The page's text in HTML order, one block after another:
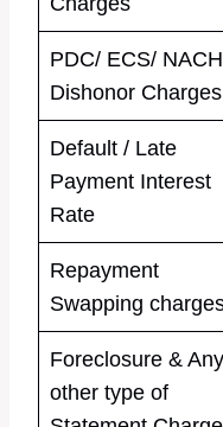
PDC/ ECS/ NACH
Dishonor Charges
Default / Late
Payment Interest
Rate
Repayment
Swapping
Foreclosure & Any
other type of